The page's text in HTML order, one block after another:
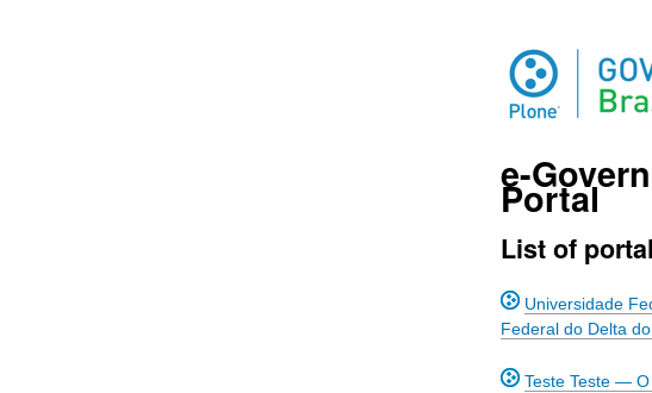
e-
Portal
List of
Universidade
Federal do Delta
Teste Teste —